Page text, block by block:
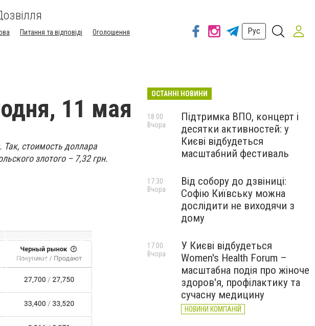
Питання та відповіді
Оголошення
Рус
11 мая
стоимость доллара
злотого – 7,32 грн.
ОСТАННІ НОВИНИ
Підтримка ВПО, концерт і
десятки активностей: у
Києві відбудеться
масштабний фестиваль
18:00
Вчора
Від собору до дзвіниці:
Софію Київську можна
дослідити не виходячи з
дому
17:30
Вчора
У Києві відбудеться
Women's Health Forum –
масштабна подія про жіноче
здоров'я, профілактику та
сучасну медицину
НОВИНИ КОМПАНІЙ
17:00
Вчора